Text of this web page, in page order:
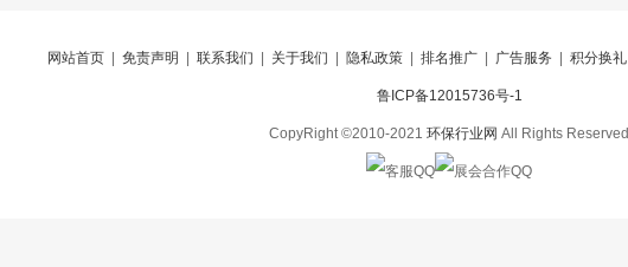
网站首页 免责声明 联系我们 关于我们 隐私政策 排名推广 广告服务 积分换礼
鲁ICP备12015736号-1
CopyRight ©2010-2021 环保行业网 All Rights Reserved